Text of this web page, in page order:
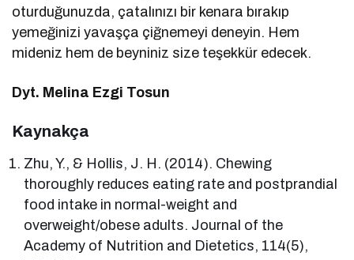
oturduğunuzda, çatalınızı bir kenara bırakıp
yemeğinizi yavaşça çiğnemeyi deneyin. Hem
mideniz hem de beyniniz size teşekkür edecek.
Dyt. Melina Ezgi Tosun
Kaynakça
Zhu, Y., & Hollis, J. H. (2014). Chewing
thoroughly reduces eating rate and postprandial
food intake in normal-weight and
overweight/obese adults. Journal of the
Academy of Nutrition and Dietetics, 114(5),